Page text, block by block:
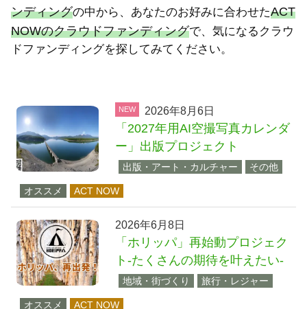
ンディングの中から、あなたのお好みに合わせたACT
NOWのクラウドファンディングで、気になるクラウ
ドファンディングを探してみてください。
NEW 2026年8月6日
「2027年用AI空撮写真カレンダ
ー」出版プロジェクト
出版・アート・カルチャー その他
オススメ ACT NOW
2026年6月8日
「ホリッパ」再始動プロジェク
ト-たくさんの期待を叶えたい-
地域・街づくり 旅行・レジャー
オススメ ACT NOW